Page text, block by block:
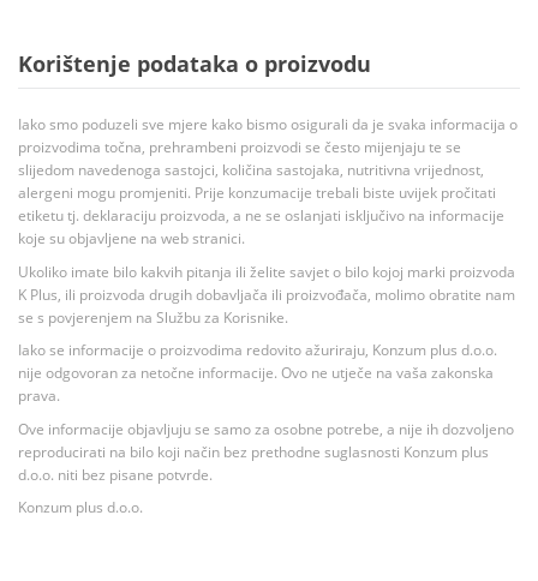
Korištenje podataka o proizvodu
Iako smo poduzeli sve mjere kako bismo osigurali da je svaka informacija o
proizvodima točna, prehrambeni proizvodi se često mijenjaju te se
slijedom navedenoga sastojci, količina sastojaka, nutritivna vrijednost,
alergeni mogu promjeniti. Prije konzumacije trebali biste uvijek pročitati
etiketu tj. deklaraciju proizvoda, a ne se oslanjati isključivo na informacije
koje su objavljene na web stranici.
Ukoliko imate bilo kakvih pitanja ili želite savjet o bilo kojoj marki proizvoda
K Plus, ili proizvoda drugih dobavljača ili proizvođača, molimo obratite nam
se s povjerenjem na Službu za Korisnike.
Iako se informacije o proizvodima redovito ažuriraju, Konzum plus d.o.o.
nije odgovoran za netočne informacije. Ovo ne utječe na vaša zakonska
prava.
Ove informacije objavljuju se samo za osobne potrebe, a nije ih dozvoljeno
reproducirati na bilo koji način bez prethodne suglasnosti Konzum plus
d.o.o. niti bez pisane potvrde.
Konzum plus d.o.o.